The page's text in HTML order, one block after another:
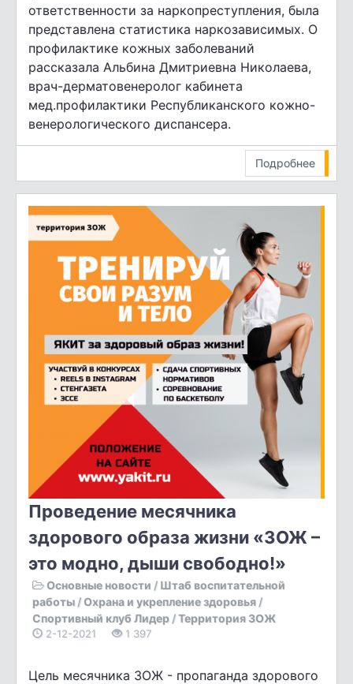
ответственности за наркопреступления, была
представлена статистика наркозависимых. О
профилактике кожных заболеваний
рассказала Альбина Дмитриевна Николаева,
врач-дерматовенеролог кабинета
мед.профилактики Республиканского кожно-
венерологического диспансера.
Подробнее
Проведение месячника
здорового образа жизни «ЗОЖ –
это модно, дыши свободно!»
Основные новости / Штаб воспитательной
работы / Охрана и укрепление здоровья /
Спортивный клуб Лидер /Территория ЗОЖ
2-12-2021 1 397
Цель месячника ЗОЖ - пропаганда здорового